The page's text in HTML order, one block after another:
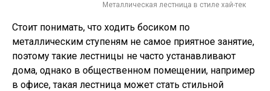
Металлическая лестница в стиле хай-тек
Стоит понимать, что ходить босиком по
металлическим ступеням не самое приятное занятие,
поэтому такие лестницы не часто устанавливают
дома, однако в общественном помещении, например
в офисе, такая лестница может стать стильной